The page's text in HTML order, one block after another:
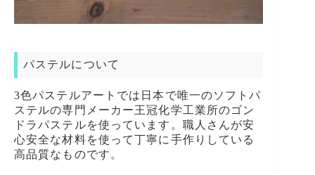
パステルについて
3色パステルアートでは日本で唯一のソフトパ
ステルの専門メーカー王冠化学工業所のゴン
ドラパステルを使っています。職人さんが安
心安全な材料を使って丁寧に手作りしている
高品質なものです。